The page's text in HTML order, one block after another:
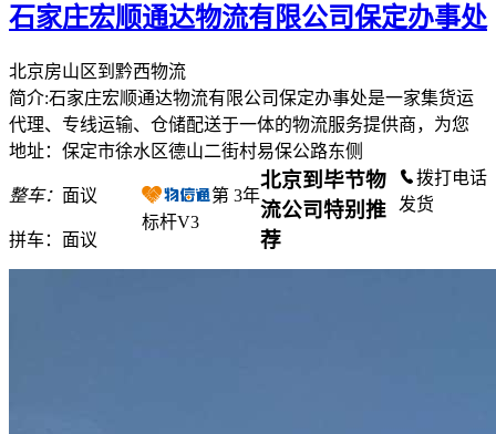
石家庄宏顺通达物流有限公司保定办事处
北京房山区到黔西物流
简介:石家庄宏顺通达物流有限公司保定办事处是一家集货运
代理、专线运输、仓储配送于一体的物流服务提供商，为您
地址：保定市徐水区德山二街村易保公路东侧
整车： 面议
拼车： 面议
第 3年
标杆V3
拨打电话
发货
北京到毕节物
流公司特别推
荐